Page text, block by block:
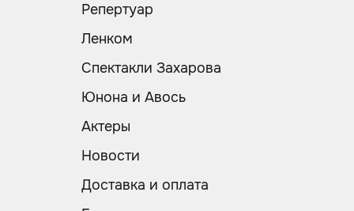
Репертуар
Ленком
Спектакли Захарова
Юнона и Авось
Актеры
Новости
Доставка и оплата